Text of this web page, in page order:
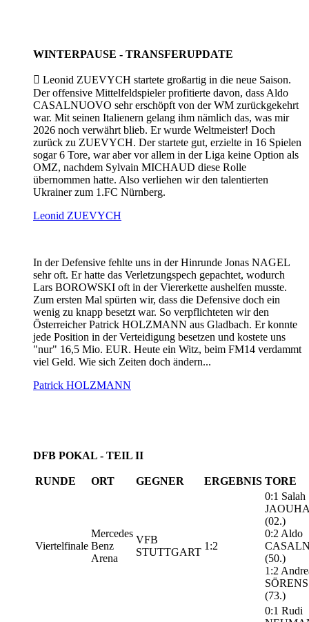
WINTERPAUSE - TRANSFERUPDATE
 Leonid ZUEVYCH startete großartig in die neue Saison.
Der offensive Mittelfeldspieler profitierte davon, dass Aldo
CASALNUOVO sehr erschöpft von der WM zurückgekehrt
war. Mit seinen Italienern gelang ihm nämlich das, was mir
2026 noch verwährt blieb. Er wurde Weltmeister! Doch
zurück zu ZUEVYCH. Der startete gut, erzielte in 16 Spielen
sogar 6 Tore, war aber vor allem in der Liga keine Option als
OMZ, nachdem Sylvain MICHAUD diese Rolle
übernommen hatte. Also verliehen wir den talentierten
Ukrainer zum 1.FC Nürnberg.
Leonid ZUEVYCH
In der Defensive fehlte uns in der Hinrunde Jonas NAGEL
sehr oft. Er hatte das Verletzungspech gepachtet, wodurch
Lars BOROWSKI oft in der Viererkette aushelfen musste.
Zum ersten Mal spürten wir, dass die Defensive doch ein
wenig zu knapp besetzt war. So verpflichteten wir den
Österreicher Patrick HOLZMANN aus Gladbach. Er konnte
jede Position in der Verteidigung besetzen und kostete uns
"nur" 16,5 Mio. EUR. Heute ein Witz, beim FM14 verdammt
viel Geld. Wie sich Zeiten doch ändern...
Patrick HOLZMANN
DFB POKAL - TEIL II
RUNDE ORT GEGNER ERGEBNIS TORE
Viertelfinale
Mercedes
Benz
Arena
VFB
STUTTGART
1:2
0:1 Salah
(02.)
0:2 Aldo
(50.)
1:2
(73.)
0:1 Rudi